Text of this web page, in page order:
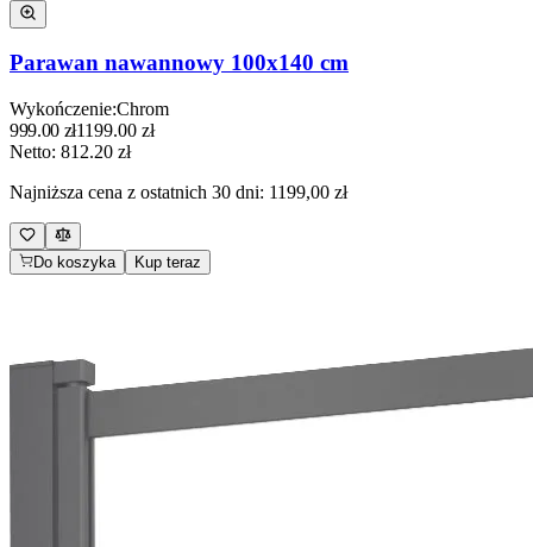
Parawan nawannowy 100x140 cm
Wykończenie:Chrom
999.00 zł1199.00 zł
Netto: 812.20 zł
Najniższa cena z ostatnich 30 dni: 1199,00 zł
Do koszyka Kup teraz